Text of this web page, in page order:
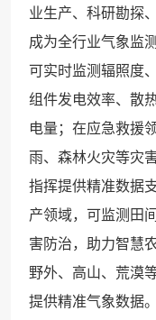
业生产、科研勘探
成为全行业气象监
可实时监测辐照度
组件发电效率、散
电量；在应急救援
雨、森林火灾等灾
指挥提供精准数据
产领域，可监测田
害防治，助力智慧
野外、高山、荒漠
提供精准气象数据。